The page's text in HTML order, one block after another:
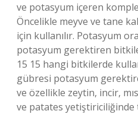
ve potasyum içeren
Öncelikle meyve ve tane
için kullanılır. Potasyum
potasyum gerektiren
15 15 hangi bitkilerde
gübresi potasyum
ve özellikle zeytin, incir,
ve patates yetiştiriciliğinde